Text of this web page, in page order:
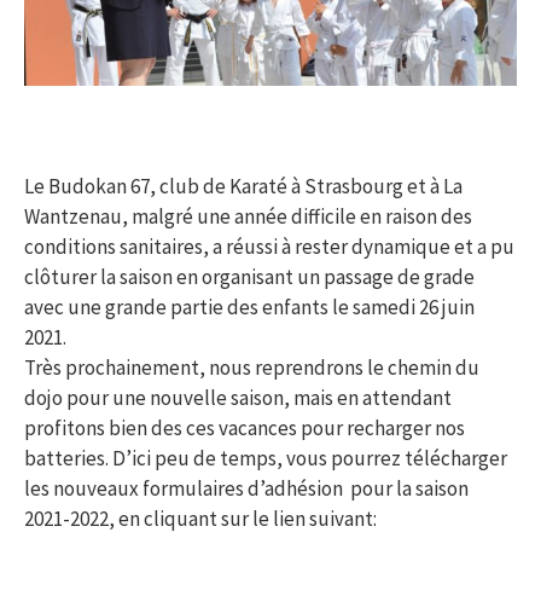
Le Budokan 67, club de Karaté à Strasbourg et à La
Wantzenau, malgré une année difficile en raison des
conditions sanitaires, a réussi à rester dynamique et a pu
clôturer la saison en organisant un passage de grade
avec une grande partie des enfants le samedi 26 juin
2021.
Très prochainement, nous reprendrons le chemin du
dojo pour une nouvelle saison, mais en attendant
profitons bien des ces vacances pour recharger nos
batteries. D’ici peu de temps, vous pourrez télécharger
les nouveaux formulaires d’adhésion pour la saison
2021-2022, en cliquant sur le lien suivant: